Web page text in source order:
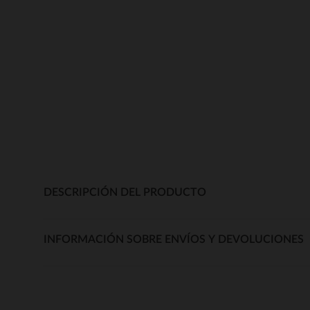
DESCRIPCIÓN DEL PRODUCTO
INFORMACIÓN SOBRE ENVÍOS Y DEVOLUCIONES